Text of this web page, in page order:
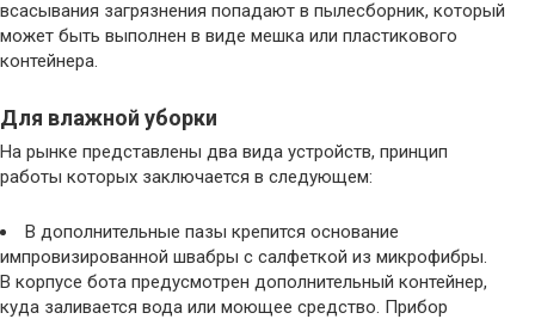
всасывания загрязнения попадают в пылесборник, который
может быть выполнен в виде мешка или пластикового
контейнера.
Для влажной уборки
На рынке представлены два вида устройств, принцип
работы которых заключается в следующем:
В дополнительные пазы крепится основание
импровизированной швабры с салфеткой из микрофибры.
В корпусе бота предусмотрен дополнительный контейнер,
куда заливается вода или моющее средство. Прибор